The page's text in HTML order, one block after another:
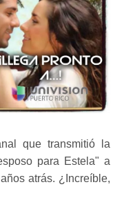
que transmitió la
para Estela" a
atrás. ¿Increíble,